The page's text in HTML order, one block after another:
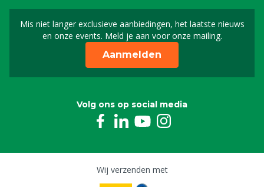
Mis niet langer exclusieve aanbiedingen, het laatste nieuws
en onze events. Meld je aan voor onze mailing.
Schrijf je in voor onze
Aanmelden
Volg ons op social media
Wij verzenden met